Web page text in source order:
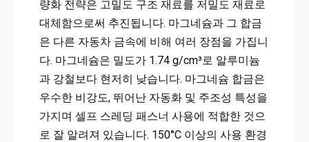
량화 전략은 고밀도 구조 재료를 저밀도 재료로
대체함으로써 추진됩니다. 마그네슘과 그 합금
은 다른 자동차 금속에 비해 여러 장점을 가집니
다. 마그네슘은 밀도가 1.74 g/cm³로 알루미늄
과 강철보다 현저히 낮습니다. 마그네슘 합금은
우수한 비강도, 뛰어난 자동화 및 주조성 특성을
가지며 셀프 스레딩 패스너 사용에 적합한 것으
로 잘 알려져 있습니다. 150°C 이상의 사용 환경